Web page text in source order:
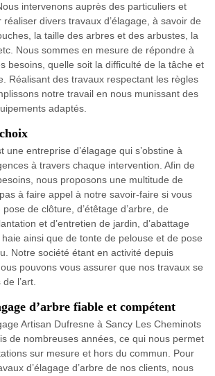
intervenons auprès des particuliers et
divers travaux d’élagage, à savoir de
la taille des arbres et des arbustes, la
Nous sommes en mesure de répondre à
besoins, quelle soit la difficulté de la tâche et
Réalisant des travaux respectant les règles
notre travail en nous munissant des
adaptés.
une entreprise d’élagage qui s’obstine à
à travers chaque intervention. Afin de
nous proposons une multitude de
à faire appel à notre savoir-faire si vous
de clôture, d’étêtage d’arbre, de
et d’entretien de jardin, d’abattage
haie ainsi que de tonte de pelouse et de pose
Notre société étant en activité depuis
pouvons vous assurer que nos travaux se
l’art.
d’arbre fiable et compétent
Artisan Dufresne à Sancy Les Cheminots
de nombreuses années, ce qui nous permet
sur mesure et hors du commun. Pour
d’élagage d’arbre de nos clients, nous